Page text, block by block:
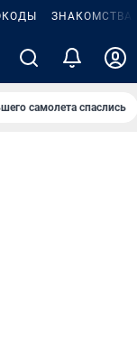
ЗНАКОМСТВА
самолета спаслись